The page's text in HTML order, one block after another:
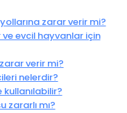
zarar verir mi?
evcil hayvanlar için
verir mi?
nelerdir?
kullanılabilir?
zararlı mı?